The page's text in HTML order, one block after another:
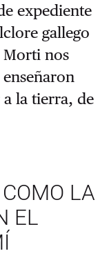
expediente
gallego
Morti nos
la tierra, de
LA
EL